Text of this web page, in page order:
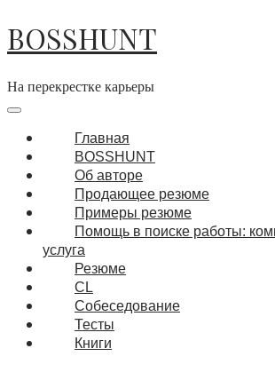
BOSSHUNT
На перекрестке карьеры
Главная
BOSSHUNT
Об авторе
Продающее резюме
Примеры резюме
Помощь в поиске работы:
услуга
Резюме
CL
Собеседование
Тесты
Книги